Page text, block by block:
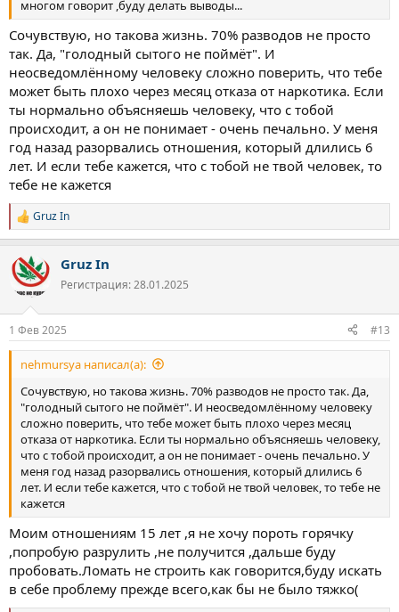
многом говорит ,буду делать выводы...
Сочувствую, но такова жизнь. 70% разводов не просто
так. Да, "голодный сытого не поймёт". И
неосведомлённому человеку сложно поверить, что тебе
может быть плохо через месяц отказа от наркотика. Если
ты нормально объясняешь человеку, что с тобой
происходит, а он не понимает - очень печально. У меня
год назад разорвались отношения, который длились 6
лет. И если тебе кажется, что с тобой не твой человек, то
тебе не кажется
Р
е
к
ц
и
Gruz In
Gruz In
Регистрация: 28.01.2025
1 Фев 2025 #13
nehmursya написал(а):
Сочувствую, но такова жизнь. 70% разводов не просто так. Да,
"голодный сытого не поймёт". И неосведомлённому человеку
сложно поверить, что тебе может быть плохо через месяц
отказа от наркотика. Если ты нормально объясняешь человеку,
что с тобой происходит, а он не понимает - очень печально. У
меня год назад разорвались отношения, который длились 6
лет. И если тебе кажется, что с тобой не твой человек, то тебе не
кажется
Моим отношениям 15 лет ,я не хочу пороть горячку
,попробую разрулить ,не получится ,дальше буду
пробовать.Ломать не строить как говорится,буду искать
в себе проблему прежде всего,как бы не было тяжко(